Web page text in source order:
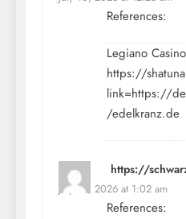
References:
Legiano
https://
link=https://
/edelkranz.de
https://
July 10, 2026 at 1:02 am
References: